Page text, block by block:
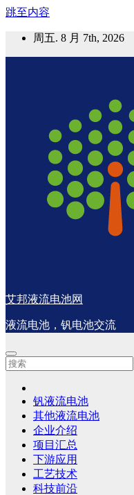
跳至内容
周五. 8 月 7th, 2026
艾邦液流电池网
液流电池，钒电池交流
钒液流电池
其他液流电池
企业介绍
项目汇总
下游应用
工艺技术
科技前沿